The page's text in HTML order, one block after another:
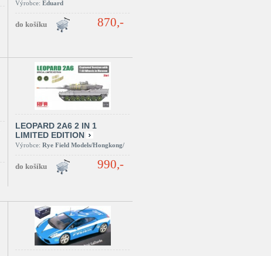
Výrobce: Eduard
870,-
LEOPARD 2A6 2 IN 1
LIMITED EDITION
Výrobce: Rye Field Models/Hongkong/
990,-